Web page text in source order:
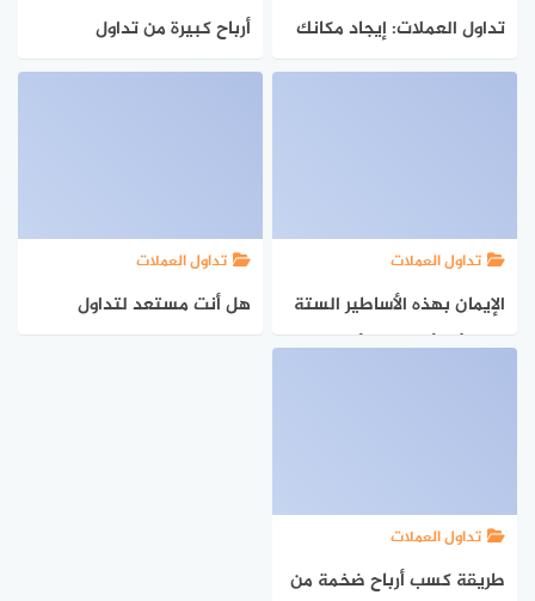
تداول العملات: إيجاد مكانك
أرباح كبيرة من تداول
العملات: فن التفكير
تداول العملات
الإيمان بهذه الأساطير الستة
من شأنه أن يقلص أرباحك من
تداول العملات
هل أنت مستعد لتداول
تداول العملات
طريقة كسب أرباح ضخمة من